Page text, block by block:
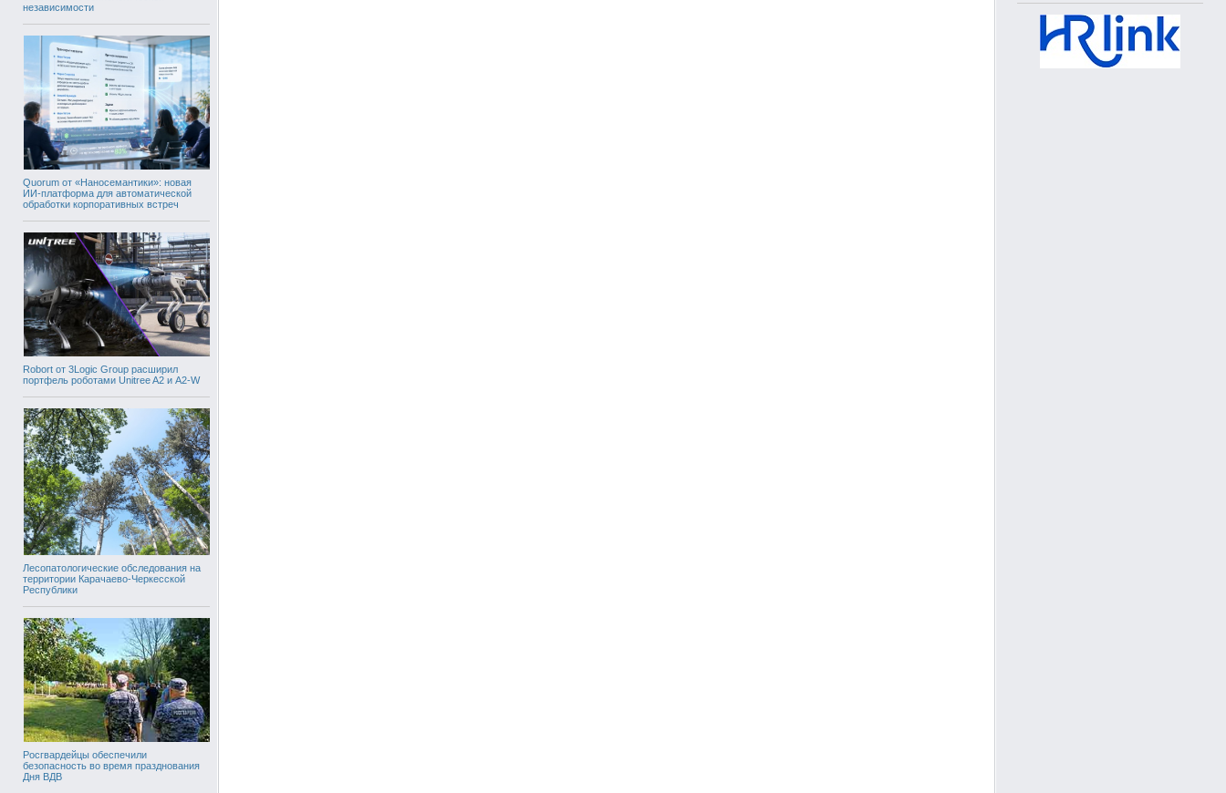
независимости
Quorum от «Наносемантики»: новая
ИИ-платформа для автоматической
обработки корпоративных встреч
Robort от 3Logic Group расширил
портфель роботами Unitree A2 и A2-W
Лесопатологические обследования на
территории Карачаево-Черкесской
Республики
Росгвардейцы обеспечили
безопасность во время празднования
Дня ВДВ